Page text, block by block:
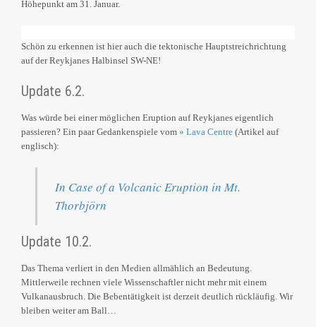
Höhepunkt am 31. Januar.
Schön zu erkennen ist hier auch die tektonische Hauptstreichrichtung
auf der Reykjanes Halbinsel SW-NE!
Update 6.2.
Was würde bei einer möglichen Eruption auf Reykjanes eigentlich
passieren? Ein paar Gedankenspiele vom » Lava Centre (Artikel auf
englisch):
In Case of a Volcanic Eruption in Mt.
Thorbjörn
Update 10.2.
Das Thema verliert in den Medien allmählich an Bedeutung.
Mittlerweile rechnen viele Wissenschaftler nicht mehr mit einem
Vulkanausbruch. Die Bebentätigkeit ist derzeit deutlich rückläufig. Wir
bleiben weiter am Ball…